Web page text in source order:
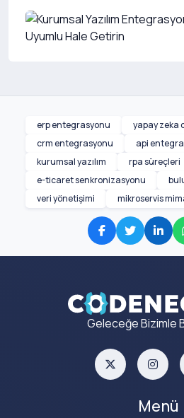
erp entegrasyonu
yapay zeka
crm entegrasyonu
api
kurumsal yazılım
rpa süreçleri
e-ticaret senkronizasyonu
veri yönetişimi
mikroservis
Geleceğe Bizimle
Menü